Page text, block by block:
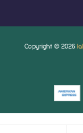
Copyright © 2026